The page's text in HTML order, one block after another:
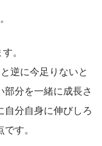
。
逆に今足りないと
分を一緒に成長さ
分自身に伸びしろ
す。